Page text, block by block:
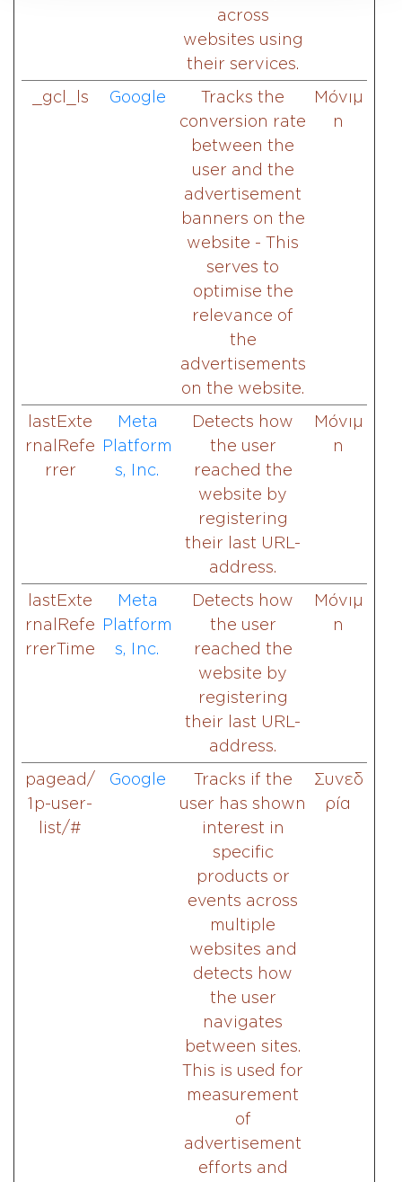
across
websites using
their services.
_gcl_ls Google
Tracks the
conversion rate
between the
user and the
advertisement
banners on the
website - This
serves to
optimise the
relevance of
the
advertisements
on the website.
Μόνιμ
η
lastExte
rnalRefe
rrer
Meta
Platform
s, Inc.
Detects how
the user
reached the
website by
registering
their last URL-
address.
Μόνιμ
η
lastExte
rnalRefe
rrerTime
Meta
Platform
s, Inc.
Detects how
the user
reached the
website by
registering
their last URL-
address.
Μόνιμ
η
pagead/
1p-user-
list/#
Google
Tracks if the
user has shown
interest in
specific
products or
events across
multiple
websites and
detects how
the user
navigates
between sites.
This is used for
measurement
of
advertisement
efforts and
Συνεδ
ρία